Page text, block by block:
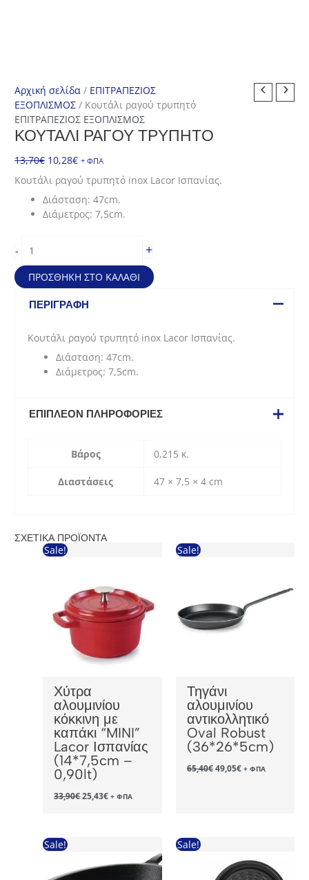
Αρχική σελίδα / ΕΠΙΤΡΑΠΕΖΙΟΣ
ΕΞΟΠΛΙΣΜΟΣ / Κουτάλι ραγού τρυπητό
ΕΠΙΤΡΑΠΕΖΙΟΣ ΕΞΟΠΛΙΣΜΟΣ
ΚΟΥΤΆΛΙ ΡΑΓΟΎ ΤΡΥΠΗΤΌ
13,70€ Original
was:
13,70€.
10,28€Η
τρέχουσα
τιμή
είναι:
10,28€.
+ ΦΠΑ
Κουτάλι ραγού τρυπητό inox Lacor Ισπανίας.
Διάσταση: 47cm.
Διάμετρος: 7,5cm.
-
ραγού
τρυπητό
ποσότητα
+
ΠΡΟΣΘΉΚΗ ΣΤΟ ΚΑΛΆΘΙ
ΠΕΡΙΓΡΑΦΉ
Κουτάλι ραγού τρυπητό inox Lacor Ισπανίας.
Διάσταση: 47cm.
Διάμετρος: 7,5cm.
ΕΠΙΠΛΈΟΝ ΠΛΗΡΟΦΟΡΊΕΣ
Βάρος 0,215 κ.
Διαστάσεις 47 × 7,5 × 4 cm
ΣΧΕΤΙΚΆ ΠΡΟΪΌΝΤΑ
Sale!
Χύτρα
αλουμινίου
κόκκινη με
καπάκι “MINI”
Lacor Ισπανίας
(14*7,5cm –
0,90lt)
33,90€Original
price
25,43€Η+ ΦΠΑ
Sale!
Τηγάνι
αλουμινίου
αντικολλητικό
Oval Robust
(36*26*5cm)
65,40€ Original
price
49,05€Η+ ΦΠΑ
Sale! Sale!